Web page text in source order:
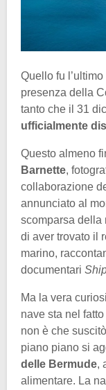
Quello fu
presenza della
tanto che il 31
ufficialmente
Questo almeno
Barnette,
collaborazione
annunciato al
scomparsa della
di aver trovato il
marino,
documentari
Ma la vera
nave sta nel
non è che
piano piano si
delle Bermude,
alimentare. La